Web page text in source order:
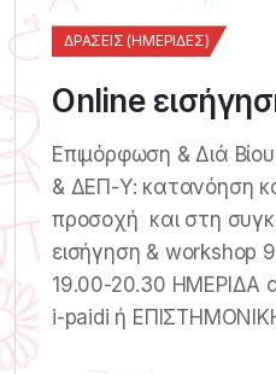
ΔΡΆΣΕΙΣ (ΗΜΕΡΊΔΕΣ)
Online
Επιμόρφωση & Διά
& ΔΕΠ-Υ: κατανόηση
προσοχή και στη
εισήγηση & workshop
19.00-20.30 ΗΜΕΡΙΔΑ
i-paidi ή